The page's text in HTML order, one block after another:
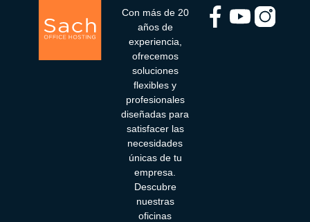
Con más de 20
años de
experiencia,
ofrecemos
soluciones
flexibles y
profesionales
diseñadas para
satisfacer las
necesidades
únicas de tu
empresa.
Descubre
nuestras
oficinas